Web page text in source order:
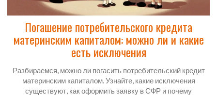
Погашение потребительского кредита
материнским капиталом: можно ли и какие
есть исключения
Разбираемся, можно ли погасить потребительский кредит
материнским капиталом. Узнайте, какие исключения
существуют, как оформить заявку в СФР и почему